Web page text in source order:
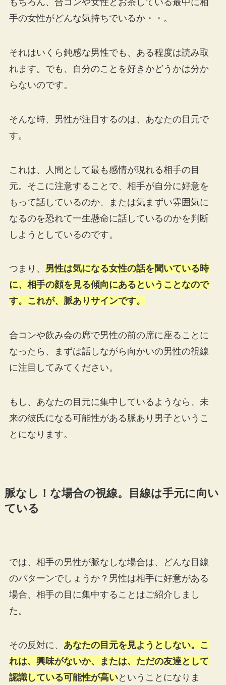
もちろん、合コンや女性とお茶している最中に相
手の女性がどんな気持ちでいるか・・。
それはいくら鈍感な男性でも、ある程度は読み取
れます。でも、自分のことを好きかどうかは分か
らないのです。
そんな時、男性が注目するのは、あなたの目元で
す。
これは、人間として最も感情が現れる相手の目
元。そこに注意することで、相手が自分に好意を
もって話しているのか、または気まずい雰囲気に
なるのを恐れて一生懸命に話しているのかを判断
しようとしているのです。
つまり、 男性は気になる女性の話を聞いている時
に、相手の顔を見る傾向にあるということなので
す。これが、脈ありサインです。
合コンや飲み会の席で男性の前の席に座ることに
なったら、まずは話しながら向かいの男性の視線
に注目してみてください。
もし、あなたの目元に集中しているようなら、未
来の彼氏になる可能性がある脈あり男子というこ
とになります。
脈なし！な場合の視線。目線は手元に向い
ている
では、相手の男性が脈なしな場合は、どんな目線
のパターンでしょうか？男性は相手に好意がある
場合、相手の目に集中することはご紹介しまし
た。
その反対に、 あなたの目元を見ようとしない。こ
れは、興味がないか、または、ただの友達として
認識している可能性が高いということになりま